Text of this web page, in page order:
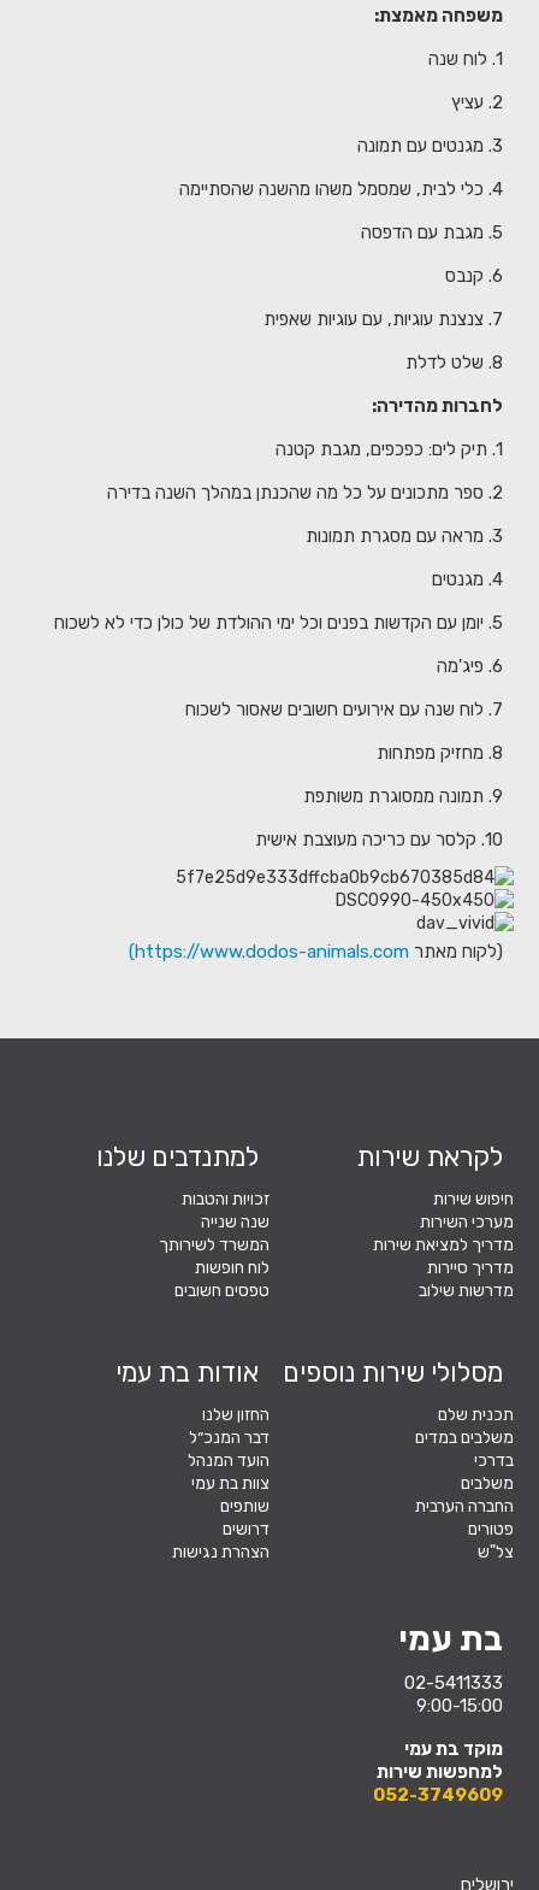
משפחה מאמצת:
1. לוח שנה
2. עציץ
3. מגנטים עם תמונה
4. כלי לבית, שמסמל משהו מהשנה שהסתיימה
5. מגבת עם הדפסה
6. קנבס
7. צנצנת עוגיות, עם עוגיות שאפית
8. שלט לדלת
לחברות מהדירה:
1. תיק לים: כפכפים, מגבת קטנה
2. ספר מתכונים על כל מה שהכנתן במהלך השנה בדירה
3. מראה עם מסגרת תמונות
4. מגנטים
5. יומן עם הקדשות בפנים וכל ימי ההולדת של כולן כדי לא לשכוח
6. פיג'מה
7. לוח שנה עם אירועים חשובים שאסור לשכוח
8. מחזיק מפתחות
9. תמונה ממסוגרת משותפת
10. קלסר עם כריכה מעוצבת אישית
(לקוח מאתרhttps://www.dodos-animals.com)
בת עמי
02-5411333
9:00-15:00
מוקד בת עמי
למחפשות שירות
052-3749609
לקראת שירות
חיפוש שירות
מערכי השירות
מדריך למציאת שירות
מדריך סיירות
מדרשות שילוב
למתנדבים שלנו
זכויות והטבות
שנה שנייה
המשרד לשירותך
לוח חופשות
טפסים חשובים
מסלולי שירות נוספים
תכנית שלם
משלבים במדים
בדרכי
משלבים
החברה הערבית
פטורים
צל"ש
אודות בת עמי
החזון שלנו
דבר המנכ״ל
הועד המנהל
צוות בת עמי
שותפים
דרושים
הצהרת נגישות
ירושלים